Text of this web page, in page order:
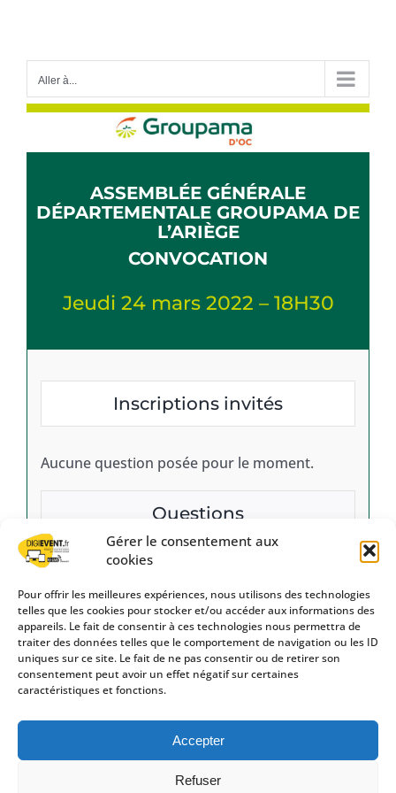
Gérer le consentement aux
cookies
Pour offrir les meilleures expériences, nous utilisons des technologies
telles que les cookies pour stocker et/ou accéder aux informations des
appareils. Le fait de consentir à ces technologies nous permettra de
traiter des données telles que le comportement de navigation ou les ID
uniques sur ce site. Le fait de ne pas consentir ou de retirer son
consentement peut avoir un effet négatif sur certaines
caractéristiques et fonctions.
Accepter
Refuser
Aller à...
ASSEMBLÉE GÉNÉRALE
DÉPARTEMENTALE GROUPAMA DE
L’ARIÈGE
CONVOCATION
Jeudi 24 mars 2022 – 18H30
Inscriptions invités
Aucune question posée pour le moment.
Questions
Groupama d’Oc – Caisse Régionale d’Assurances Mutuelles
Agricoles d’Oc
Siège social : 14 rue de Vidailhan – CS 93105 – 31131 Balma Cedex |
Entreprise régie par le code des assurances et soumise à l’Autorité
de Contrôle Prudentiel et de Résolution (ACPR), 4 place de Budapest,
CS 92459, 75436 Paris Cedex 09